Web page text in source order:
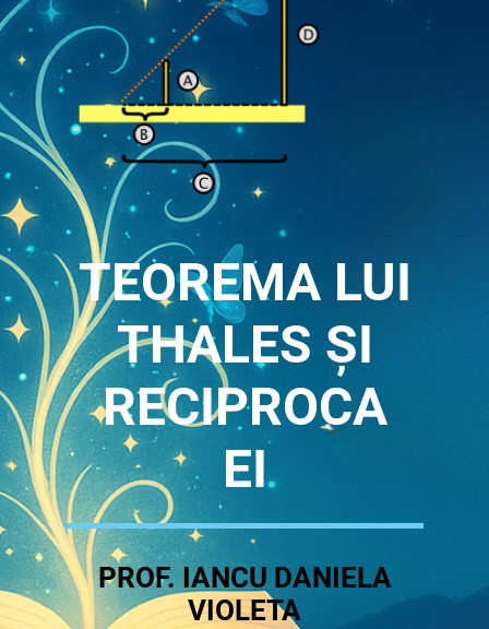
TEOREMA LUI
THALES ȘI
RECIPROCA
EI
PROF. IANCU DANIELA
VIOLETA